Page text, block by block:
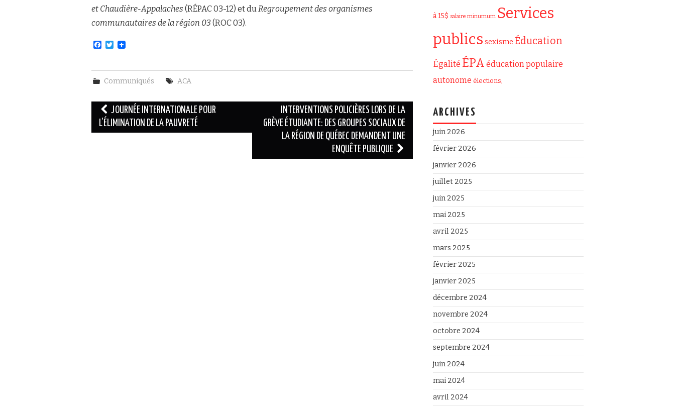
et Chaudière-Appalaches (RÉPAC 03-12) et duRegroupement des organismes
communautaires de la région 03(ROC 03).
F
e
b
o
k
T
t
e
Communiqués ACA
Navigation
des
JOURNÉE INTERNATIONALE POUR
L’ÉLIMINATION DE LA PAUVRETÉ
INTERVENTIONS POLICIÈRES LORS DE LA
GRÈVE ÉTUDIANTE: DES GROUPES SOCIAUX DE
LA RÉGION DE QUÉBEC DEMANDENT UNE
ENQUÊTE PUBLIQUE
à 15$ salaire minumum Services
publics sexisme Éducation
Égalité ÉPA éducation populaire
autonome élections;
ARCHIVES
juin 2026
février 2026
janvier 2026
juillet 2025
juin 2025
mai 2025
avril 2025
mars 2025
février 2025
janvier 2025
décembre 2024
novembre 2024
octobre 2024
septembre 2024
juin 2024
mai 2024
avril 2024